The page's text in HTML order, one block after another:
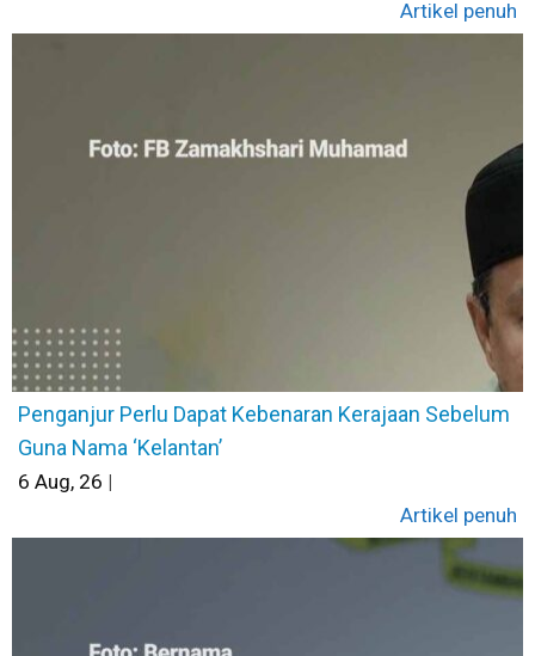
Artikel penuh
Penganjur Perlu Dapat Kebenaran Kerajaan Sebelum
Guna Nama ‘Kelantan’
6 Aug, 26 |
Artikel penuh